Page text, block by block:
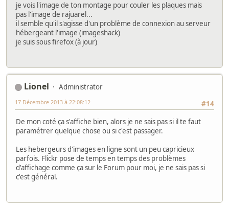
je vois l'image de ton montage pour couler les plaques mais
pas l'image de rajuarel...
il semble qu'il s'agisse d'un problème de connexion au serveur
hébergeant l'image (imageshack)
je suis sous firefox (à jour)
Lionel
Administrator
#14
17 Décembre 2013 à 22:08:12
De mon coté ça s'affiche bien, alors je ne sais pas si il te faut
paramétrer quelque chose ou si c'est passager.
Les hebergeurs d'images en ligne sont un peu capricieux
parfois. Flickr pose de temps en temps des problèmes
d'affichage comme ça sur le Forum pour moi, je ne sais pas si
c'est général.